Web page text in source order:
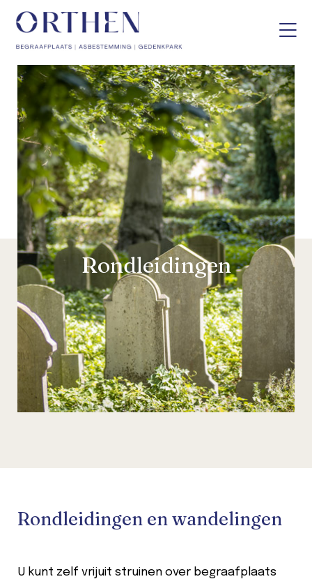
Rondleidingen
Rondleidingen en wandelingen
U kunt zelf vrijuit struinen over begraafplaats